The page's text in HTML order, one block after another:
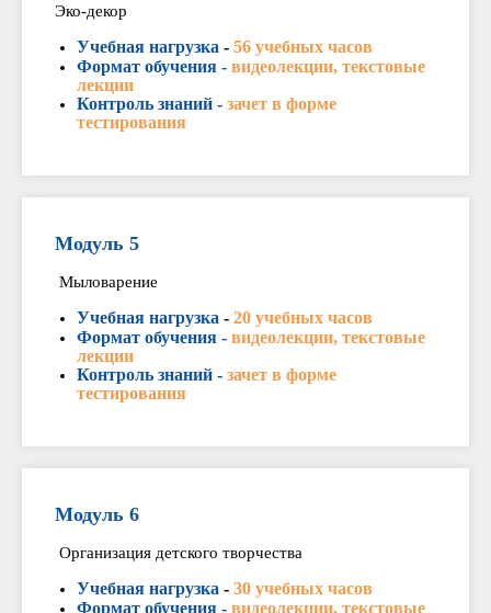
Эко-декор
Учебная нагрузка - 56 учебных часов
Формат обучения - видеолекции, текстовые
лекции
Контроль знаний - зачет в форме
тестирования
Модуль 5
Мыловарение
Учебная нагрузка - 20 учебных часов
Формат обучения - видеолекции, текстовые
лекции
Контроль знаний - зачет в форме
тестирования
Модуль 6
Организация детского творчества
Учебная нагрузка - 30 учебных часов
Формат обучения - видеолекции, текстовые